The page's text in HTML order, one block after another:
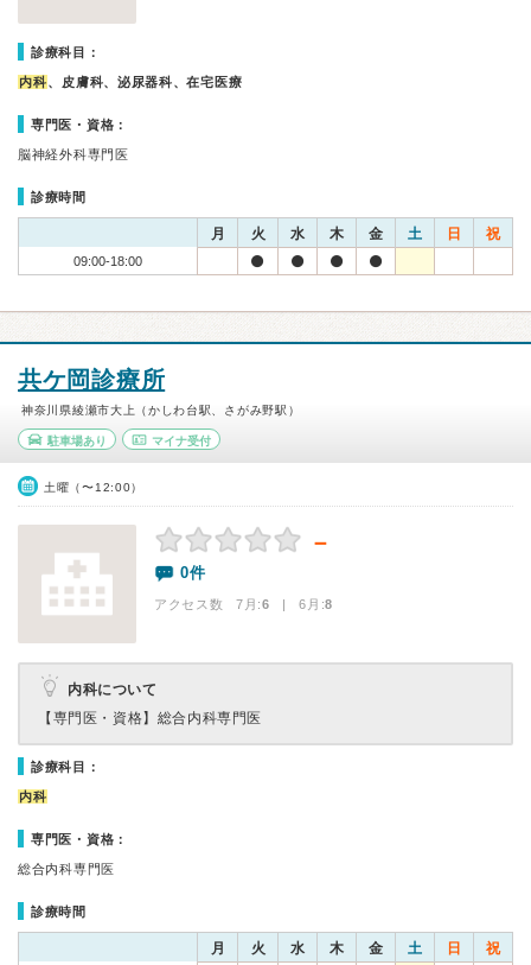
診療科目：
内科、皮膚科、泌尿器科、在宅医療
専門医・資格：
脳神経外科専門医
診療時間
月 火 水 木 金 土 日 祝
09:00-18:00
共ケ岡診療所
神奈川県綾瀬市大上（かしわ台駅、さがみ野駅）
駐車場あり マイナ受付
土曜（〜12:00）
－
0件
アクセス数 7月:6 | 6月:8
内科について
【専門医・資格】 総合内科専門医
診療科目：
内科
専門医・資格：
総合内科専門医
診療時間
月 火 水 木 金 土 日 祝